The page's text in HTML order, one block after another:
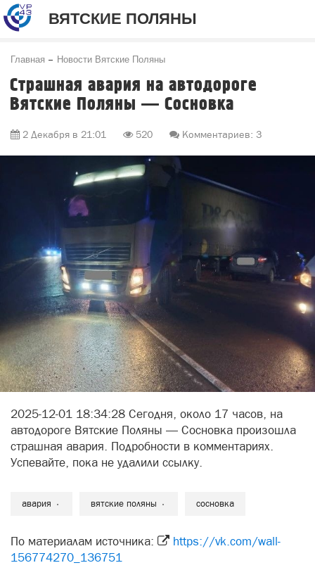
ВЯТСКИЕ ПОЛЯНЫ
Главная Новости Вятские Поляны
Страшная авария на автодороге
Вятские Поляны — Сосновка
2 Декабря в 21:01 520 Комментариев: 3
2025-12-01 18:34:28 Сегодня, около 17 часов, на
автодороге Вятские Поляны — Сосновка произошла
страшная авария. Подробности в комментариях.
Успевайте, пока не удалили ссылку.
авария вятские поляны сосновка
По материалам источника:
https://vk.com/wall-
156774270_136751